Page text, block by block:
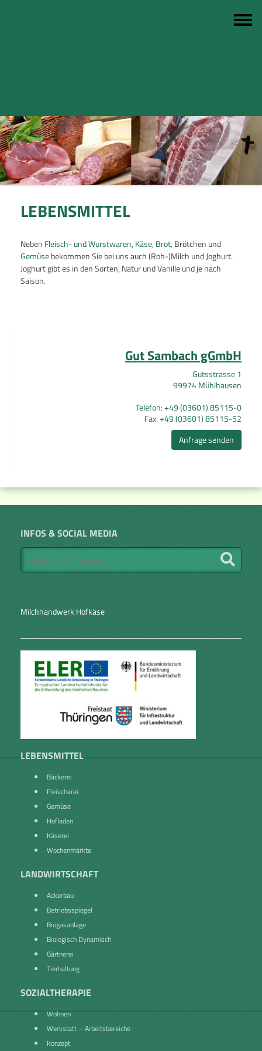
LEBENSMITTEL
Neben Fleisch- und Wurstwaren, Käse, Brot, Brötchen und
Gemüsebekommen Sie bei uns auch (Roh-)Milch und Joghurt.
Joghurt gibt es in den Sorten, Natur und Vanille und je nach
Saison.
Gut Sambach gGmbH
Gutsstrasse 1
99974 Mühlhausen
Telefon: +49 (03601) 85115-0
Fax: +49 (03601) 85115-52
Anfrage senden
INFOS & SOCIAL MEDIA
Milchhandwerk Hofkäse
LEBENSMITTEL
Bäckerei
Fleischerei
Gemüse
Hofladen
Käserei
Wochenmärkte
LANDWIRTSCHAFT
Ackerbau
Betriebsspiegel
Biogasanlage
Biologisch Dynamisch
Gärtnerei
Tierhaltung
SOZIALTHERAPIE
Wohnen
Werkstatt – Arbeitsbereiche
Konzept